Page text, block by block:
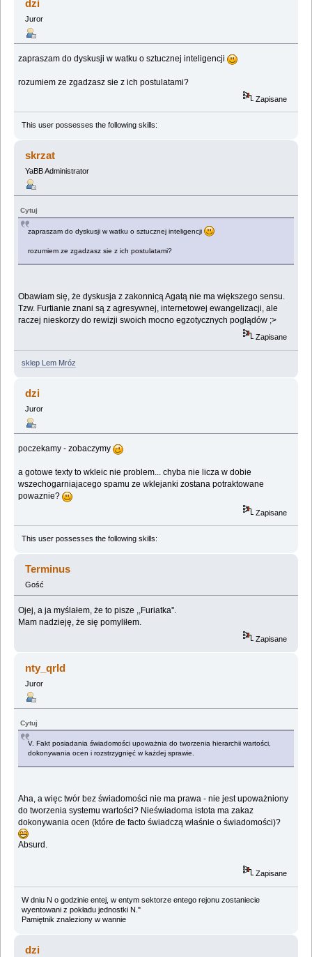
dzi
Juror
zapraszam do dyskusji w watku o sztucznej inteligencji
rozumiem ze zgadzasz sie z ich postulatami?
Zapisane
This user possesses the following skills:
skrzat
YaBB Administrator
Cytuj
zapraszam do dyskusji w watku o sztucznej inteligencji
rozumiem ze zgadzasz sie z ich postulatami?
Obawiam się, że dyskusja z zakonnicą Agatą nie ma większego sensu.
Tzw. Furtianie znani są z agresywnej, internetowej ewangelizacji, ale
raczej nieskorzy do rewizji swoich mocno egzotycznych poglądów ;>
Zapisane
sklep Lem Mróz
dzi
Juror
poczekamy - zobaczymy
a gotowe texty to wkleic nie problem... chyba nie licza w dobie
wszechogarniajacego spamu ze wklejanki zostana potraktowane
powaznie?
Zapisane
This user possesses the following skills:
Terminus
Gość
Ojej, a ja myślałem, że to pisze ,,Furiatka''.
Mam nadzieję, że się pomyliłem.
Zapisane
nty_qrld
Juror
Cytuj
V. Fakt posiadania świadomości upoważnia do tworzenia hierarchii wartości,
dokonywania ocen i rozstrzygnięć w każdej sprawie.
Aha, a więc twór bez świadomości nie ma prawa - nie jest upoważniony
do tworzenia systemu wartości? Nieświadoma istota ma zakaz
dokonywania ocen (które de facto świadczą właśnie o świadomości)?
Absurd.
Zapisane
W dniu N o godzinie entej, w entym sektorze entego rejonu zostaniecie
wyentowani z pokładu jednostki N."
Pamiętnik znaleziony w wannie
dzi